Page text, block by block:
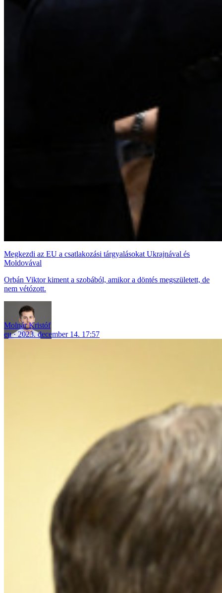
Megkezdi az EU a csatlakozási tárgyalásokat Ukrajnával és
Moldovával
Orbán Viktor kiment a szobából, amikor a döntés megszületett, de
nem vétózott.
Molnár Kristóf
eu
2023. december 14. 17:57